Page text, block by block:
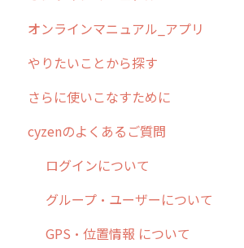
お客様の声を実現しました
1. cyzenについて知ろう
2. 主要機能の概要
3. cyzenの位置情報取得について
4. cyzen利用前の準備：システム
5. 基本的な使い方：システム管理
6. 基本的な使い方：ユーザー編
7. 初心者向けよくある質問集
管理サイトの使い始め
ユーザー・グループ管理
行動管理
予定管理
スポット
ステータス・主観
報告書・行動種別
オンラインマニュアル_アプリ
アプリの使い始め
ホーム画面
スポット
報告閲覧
予定
日報
やりたいことから探す
行動管理
勤怠管理
予定管理
スポット
ステータス・主観
さらに使いこなすために
はじめに
スポット・ステータス関連オプシ
交通費自動計算
安全走行支援
cyzenのよくあるご質問
ログインについて
グループ・ユーザーについて
GPS・位置情報 について